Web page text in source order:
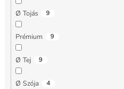
Ø Tojás 9
Prémium 9
Ø Tej 9
Ø Szója 4